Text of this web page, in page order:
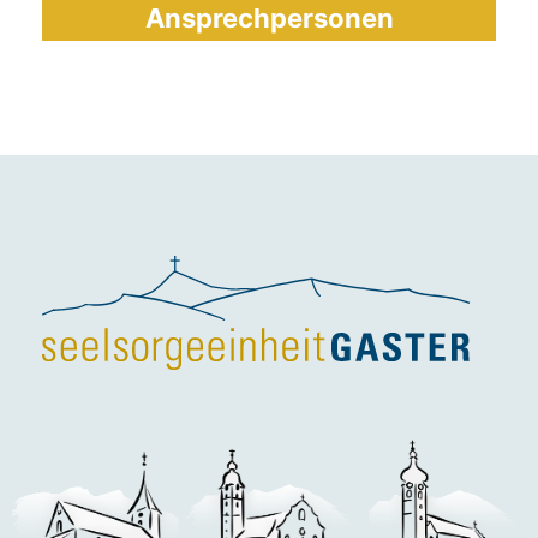
Ansprechpersonen